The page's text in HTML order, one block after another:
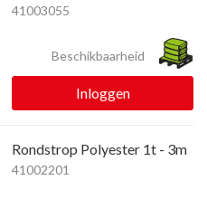
41003055
Beschikbaarheid
Inloggen
Rondstrop Polyester 1t - 3m
41002201